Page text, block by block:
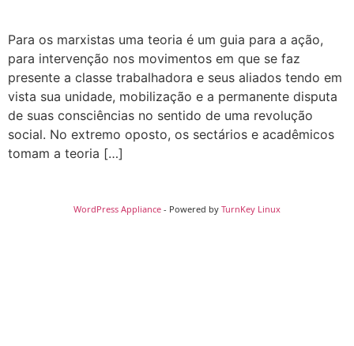
Para os marxistas uma teoria é um guia para a ação,
para intervenção nos movimentos em que se faz
presente a classe trabalhadora e seus aliados tendo em
vista sua unidade, mobilização e a permanente disputa
de suas consciências no sentido de uma revolução
social. No extremo oposto, os sectários e acadêmicos
tomam a teoria […]
WordPress Appliance - Powered by TurnKey Linux